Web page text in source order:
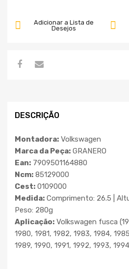
Adicionar a Lista de
Desejos
DESCRIÇÃO
Montadora: Volkswagen
Marca da Peça: GRANERO
Ean: 7909501164880
Ncm: 85129000
Cest: 0109000
Medida: Comprimento: 26.5 |
Peso: 280g
Aplicação: Volkswagen fusca
1980, 1981, 1982, 1983, 1984,
1989, 1990, 1991, 1992, 1993,